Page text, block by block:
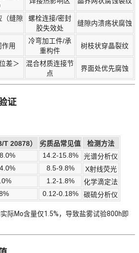
（缝隙
螺栓连接/密封
胶失效处
缝隙内溃疡状腐蚀
作用
冷弯加工件/承
重构件
树枝状穿晶裂纹
差＞
混合材质连接节
点
界面处优先腐蚀
证
T 20878） 劣质品常见值
检测方法
14.2-15.8%
光谱分析仪
8.5-9.8%
X射线荧光
1.2-1.8%
化学滴定法
0.12-0.18% 碳硫分析仪
际Mo含量仅1.5%，导致盐雾试验800h即